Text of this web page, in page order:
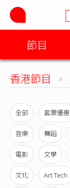
節目
香港節目 »
全部 套票優惠
音樂 舞蹈
電影 文學
文化 Art Tech